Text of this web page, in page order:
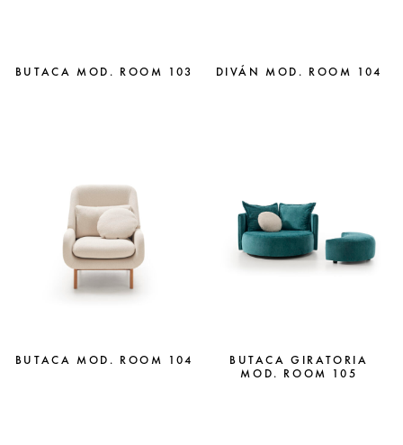
BUTACA MOD. ROOM 103 DIVÁN MOD. ROOM 104
BUTACA MOD. ROOM 104
BUTACA GIRATORIA
MOD. ROOM 105